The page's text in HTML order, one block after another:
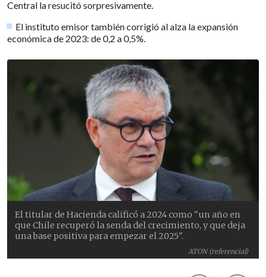
Central la resucitó sorpresivamente.
El instituto emisor también corrigió al alza la expansión
económica de 2023: de 0,2 a 0,5%.
ATON (referencial)
El titular de Hacienda calificó a 2024 como "un año en
que Chile recuperó la senda del crecimiento, y que deja
una base positiva para empezar el 2025".